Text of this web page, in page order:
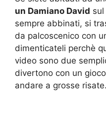
un Damiano David
sempre abbinati, si
da palcoscenico con
dimenticateli perchè
video sono due
divertono con un
andare a grosse risate.